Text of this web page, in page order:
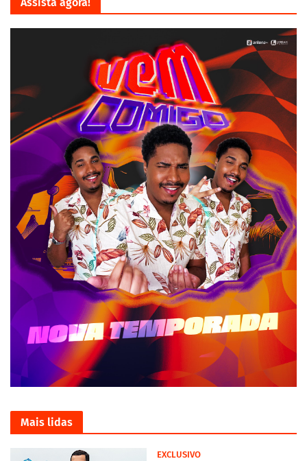
Assista agora!
Mais lidas
EXCLUSIVO